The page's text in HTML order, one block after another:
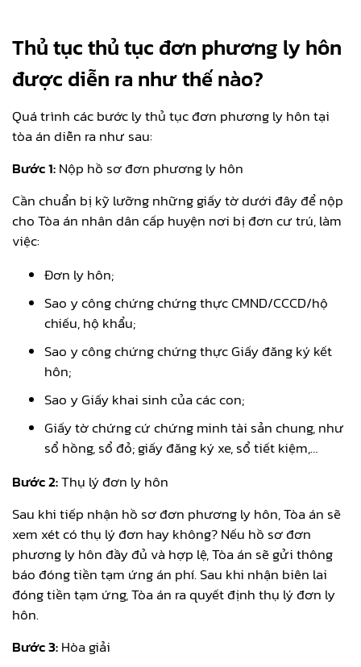
Thủ tục thủ tục đơn phương ly hôn
được diễn ra như thế nào?
Quá trình các bước ly thủ tục đơn phương ly hôn tại
tòa án diễn ra như sau:
Bước 1:Nộp hồ sơ đơn phương ly hôn
Cần chuẩn bị kỹ lưỡng những giấy tờ dưới đây để nộp
cho Tòa án nhân dân cấp huyện nơi bị đơn cư trú, làm
việc:
Đơn ly hôn;
Sao y công chứng chứng thực CMND/CCCD/hộ
chiếu, hộ khẩu;
Sao y công chứng chứng thực Giấy đăng ký kết
hôn;
Sao y Giấy khai sinh của các con;
Giấy tờ chứng cứ chứng minh tài sản chung, như
sổ hồng, sổ đỏ; giấy đăng ký xe, sổ tiết kiệm,…
Bước 2:Thụ lý đơn ly hôn
Sau khi tiếp nhận hồ sơ đơn phương ly hôn, Tòa án sẽ
xem xét có thụ lý đơn hay không? Nếu hồ sơ đơn
phương ly hôn đầy đủ và hợp lệ, Tòa án sẽ gửi thông
báo đóng tiền tạm ứng án phí. Sau khi nhận biên lai
đóng tiền tạm ứng, Tòa án ra quyết định thụ lý đơn ly
hôn.
Bước 3:Hòa giải